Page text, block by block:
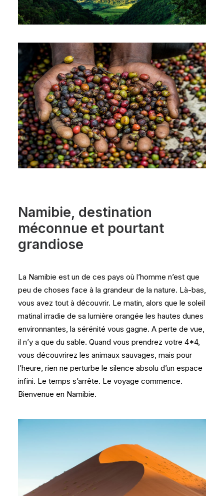
Namibie, destination
méconnue et pourtant
grandiose
La Namibie est un de ces pays où l’homme n’est que
peu de choses face à la grandeur de la nature. Là-bas,
vous avez tout à découvrir. Le matin, alors que le soleil
matinal irradie de sa lumière orangée les hautes dunes
environnantes, la sérénité vous gagne. A perte de vue,
il n’y a que du sable. Quand vous prendrez votre 4*4,
vous découvrirez les animaux sauvages, mais pour
l’heure, rien ne perturbe le silence absolu d’un espace
infini. Le temps s’arrête. Le voyage commence.
Bienvenue en Namibie.